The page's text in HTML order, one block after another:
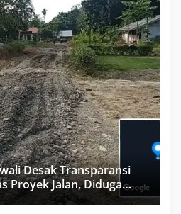
Desak Transparansi
Proyek Jalan, Diduga